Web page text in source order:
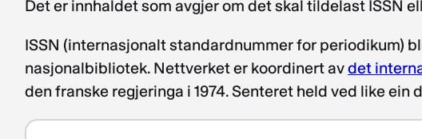
Det er innhaldet som avgjer om det skal tildelast ISSN
ISSN (internasjonalt standardnummer for periodikum)
nasjonalbibliotek. Nettverket er koordinert avdet
den franske regjeringa i 1974. Senteret held ved like ein